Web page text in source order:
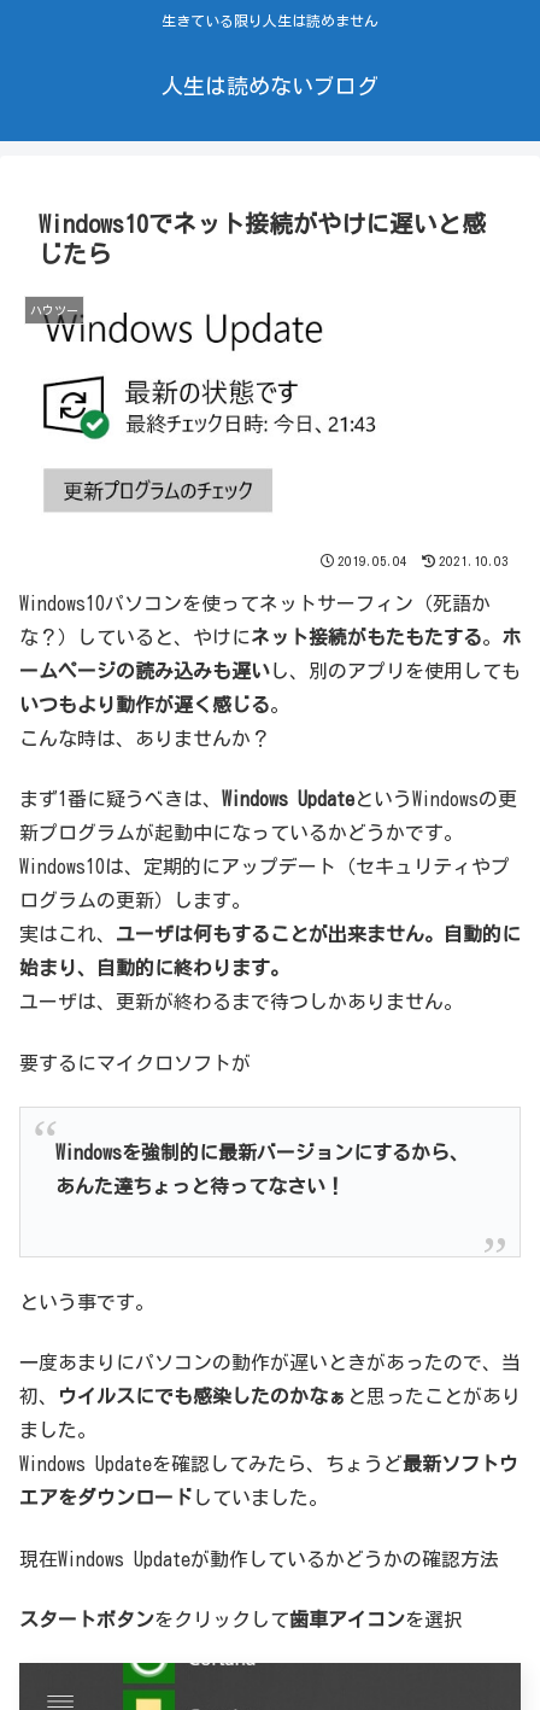
生きている限り人生は読めません
人生は読めないブログ
Windows10でネット接続がやけに遅いと感
じたら
ハウツー
2019.05.04 2021.10.03
Windows10パソコンを使ってネットサーフィン（死語か
な？）していると、やけにネット接続がもたもたする。 ホ
ームページの読み込みも遅いし、別のアプリを使用しても
いつもより動作が遅く感じる。
こんな時は、ありませんか？
まず1番に疑うべきは、 Windows UpdateというWindowsの更
新プログラムが起動中になっているかどうかです。
Windows10は、定期的にアップデート（セキュリティやプ
ログラムの更新）します。
実はこれ、 ユーザは何もすることが出来ません。自動的に
始まり、自動的に終わります。
ユーザは、更新が終わるまで待つしかありません。
要するにマイクロソフトが
Windowsを強制的に最新バージョンにするから、
あんた達ちょっと待ってなさい！
という事です。
一度あまりにパソコンの動作が遅いときがあったので、当
初、
ウイルスにでも感染したのかなぁ と思ったことがあり
ました。
Windows Updateを確認してみたら、ちょうど最新ソフトウ
エアをダウンロード していました。
現在Windows Updateが動作しているかどうかの確認方法
スタートボタンをクリックして歯車アイコンを選択